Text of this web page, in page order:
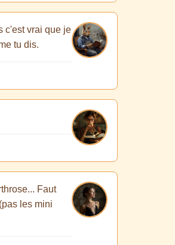
c'est vrai que je
tu dis.
Faut
les mini